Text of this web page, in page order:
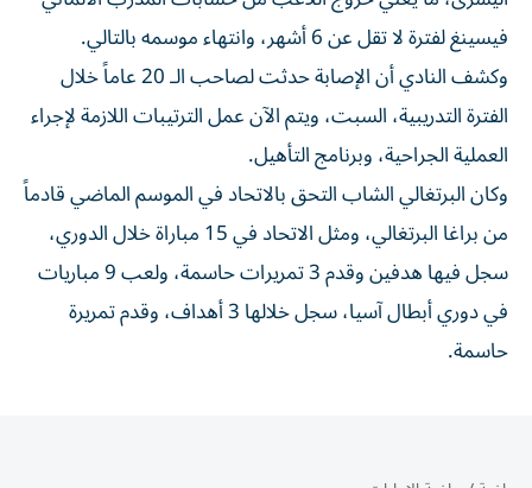
فيسينغ لفترة لا تقل عن 6 أشهر، وانتهاء موسمه بالتالي.
وكشف النادي أن الإصابة حدثت لصاحب الـ 20 عاماً خلال
الفترة التدريبية، السبت، ويتم الآن عمل الترتيبات اللازمة لإجراء
العملية الجراحية، وبرنامج التأهيل.
وكان البرتغالي الشاب التحق بالاتحاد في الموسم الماضي قادماً
من براغا البرتغالي، ومثل الاتحاد في 15 مباراة خلال الدوري،
سجل فيها هدفين وقدم 3 تمريرات حاسمة، ولعب 9 مباريات
في دوري أبطال آسيا، سجل خلالها 3 أهداف، وقدم تمريرة
حاسمة.